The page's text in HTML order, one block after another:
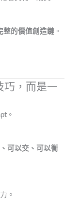
整的價值創造鏈 。
巧，而是一
。
可以交、可以衡
。